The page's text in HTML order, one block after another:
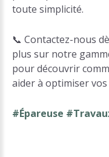
toute simplicité.
📞 Contactez-nous
plus sur notre
pour découvrir
aider à optimiser
#Épareuse